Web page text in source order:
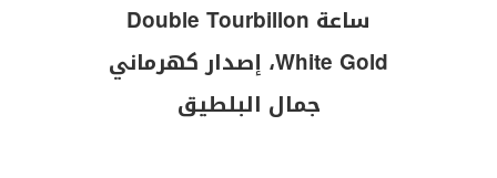
ساعة Double Tourbillon
White Gold، إصدار كهرماني
جمال البلطيق